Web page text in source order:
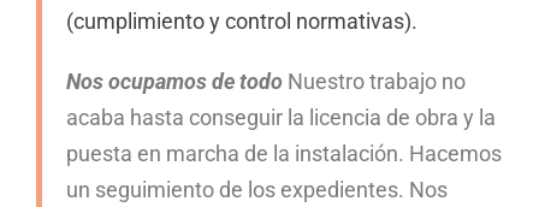
(cumplimiento y control normativas).
Nos ocupamos de todo Nuestro trabajo no
acaba hasta conseguir la licencia de obra y la
puesta en marcha de la instalación. Hacemos
un seguimiento de los expedientes. Nos